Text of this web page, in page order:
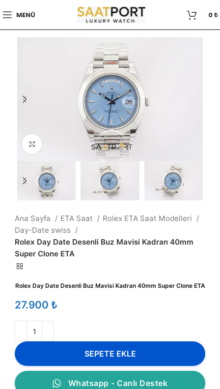
MENÜ 0₺
Büyütmek için tıklayın
Ana Sayfa ETA Saat
Rolex ETA Saat Modelleri
Day-Date swiss
Rolex Day Date Desenli Buz Mavisi Kadran 40mm
Super Clone ETA
Rolex Day Date Desenli Buz Mavisi Kadran 40mm Super Clone ETA
₺
SEPETE EKLE
Whatsapp - Canlı Destek